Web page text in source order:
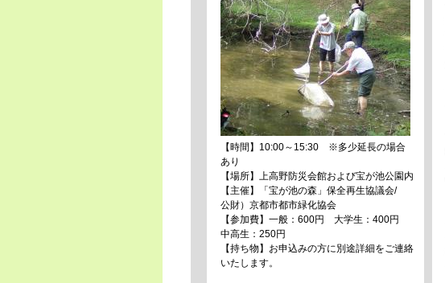
【時間】10:00～15:30 ※多少延長の場合
あり
【場所】上高野防災会館および宝が池公園内
【主催】「宝が池の森」保全再生協議会/
公財）京都市都市緑化協会
【参加費】一般：600円 大学生：400円
中高生：250円
【持ち物】お申込みの方に別途詳細をご連絡
いたします。